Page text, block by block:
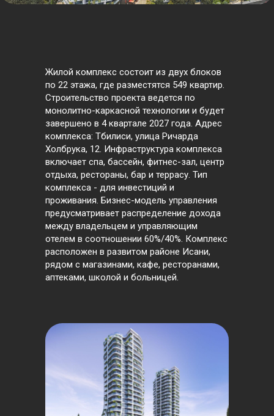
Жилой комплекс состоит из двух блоков
по 22 этажа, где разместятся 549 квартир.
Строительство проекта ведется по
монолитно-каркасной технологии и будет
завершено в 4 квартале 2027 года. Адрес
комплекса: Тбилиси, улица Ричарда
Холбрука, 12. Инфраструктура комплекса
включает спа, бассейн, фитнес-зал, центр
отдыха, рестораны, бар и террасу. Тип
комплекса - для инвестиций и
проживания. Бизнес-модель управления
предусматривает распределение дохода
между владельцем и управляющим
отелем в соотношении 60%/40%. Комплекс
расположен в развитом районе Исани,
рядом с магазинами, кафе, ресторанами,
аптеками, школой и больницей.